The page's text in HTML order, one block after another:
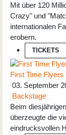
Mit über 120
Crazy" und
internationalen
erobern.
TICKETS
First Time Flyers
03. September
Backstage
Beim
überzeugte die
eindrucksvollen